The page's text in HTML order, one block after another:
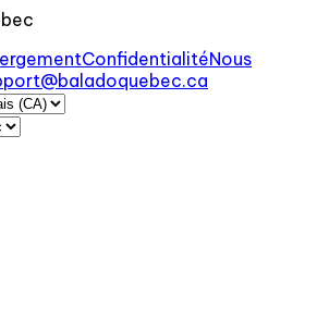
ConfidentialitéNous